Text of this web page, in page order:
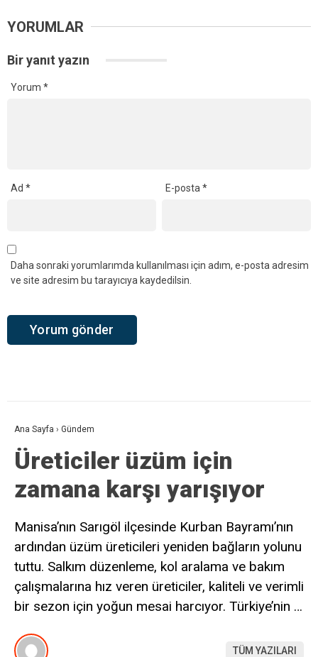
YORUMLAR
Bir yanıt yazın
Yorum *
Ad * E-posta*
Daha sonraki yorumlarımda kullanılması için adım, e-posta adresim
ve site adresim bu tarayıcıya kaydedilsin.
Ana Sayfa › Gündem
Üreticiler üzüm için
zamana karşı yarışıyor
Manisa’nın Sarıgöl ilçesinde Kurban Bayramı’nın
ardından üzüm üreticileri yeniden bağların yolunu
tuttu. Salkım düzenleme, kol aralama ve bakım
çalışmalarına hız veren üreticiler, kaliteli ve verimli
bir sezon için yoğun mesai harcıyor. Türkiye’nin …
TÜM YAZILARI